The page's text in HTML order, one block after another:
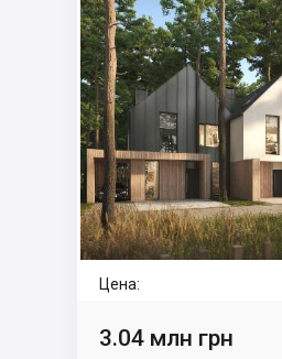
Цена:
3.04 млн грн